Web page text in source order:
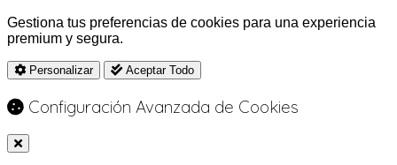
Gestiona tus preferencias de cookies para una experiencia
premium y segura.
Personalizar Aceptar Todo
Configuración Avanzada de Cookies